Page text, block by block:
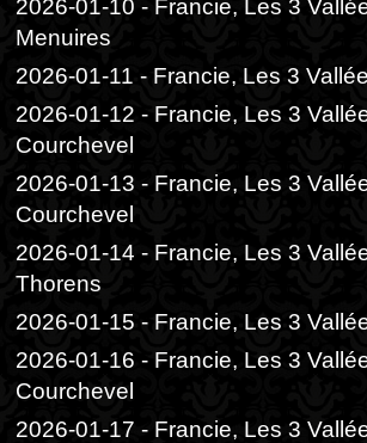
2026-01-10 - Francie, Les 3
Menuires
2026-01-11 - Francie, Les 3
2026-01-12 - Francie, Les 3
Courchevel
2026-01-13 - Francie, Les 3
Courchevel
2026-01-14 - Francie, Les 3
Thorens
2026-01-15 - Francie, Les 3
2026-01-16 - Francie, Les 3
Courchevel
2026-01-17 - Francie, Les 3